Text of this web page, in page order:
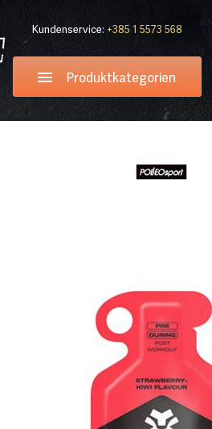
Kundenservice: +385 1 5573 568
Produktkategorien